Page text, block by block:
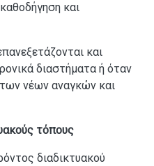
και
και
διαστήματα ή όταν
των νέων αναγκών και
τόπους
διαδικτυακού